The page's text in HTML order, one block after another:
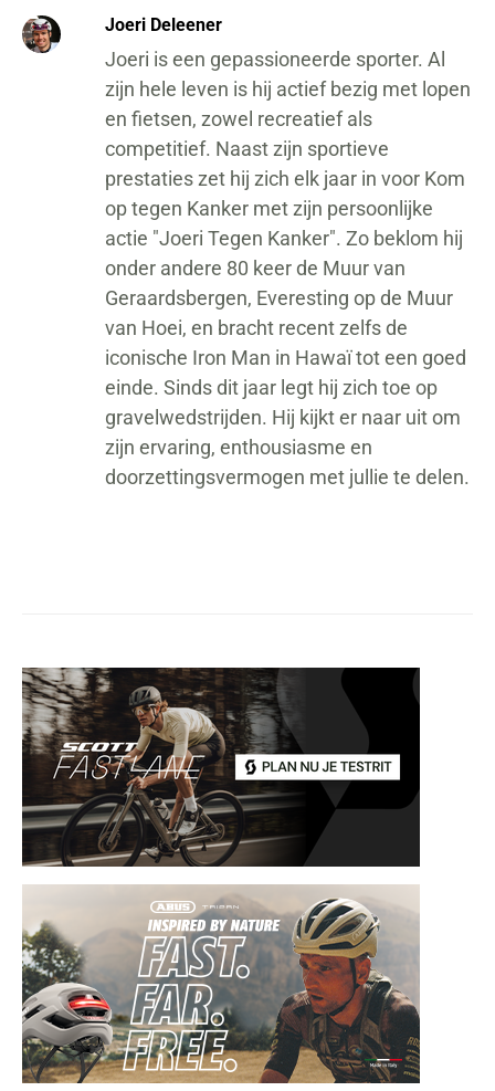
Joeri Deleener
Joeri is een gepassioneerde sporter. Al
zijn hele leven is hij actief bezig met lopen
en fietsen, zowel recreatief als
competitief. Naast zijn sportieve
prestaties zet hij zich elk jaar in voor Kom
op tegen Kanker met zijn persoonlijke
actie "Joeri Tegen Kanker". Zo beklom hij
onder andere 80 keer de Muur van
Geraardsbergen, Everesting op de Muur
van Hoei, en bracht recent zelfs de
iconische Iron Man in Hawaï tot een goed
einde. Sinds dit jaar legt hij zich toe op
gravelwedstrijden. Hij kijkt er naar uit om
zijn ervaring, enthousiasme en
doorzettingsvermogen met jullie te delen.